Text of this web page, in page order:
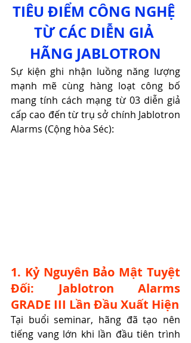
TIÊU ĐIỂM CÔNG NGHỆ
TỪ CÁC DIỄN GIẢ
HÃNG JABLOTRON
Sự kiện ghi nhận luồng năng lượng
mạnh mẽ cùng hàng loạt công bố
mang tính cách mạng từ 03 diễn giả
cấp cao đến từ trụ sở chính Jablotron
Alarms (Cộng hòa Séc):
1. Kỷ Nguyên Bảo Mật Tuyệt
Đối: Jablotron Alarms
GRADE III Lần Đầu Xuất Hiện
Tại buổi seminar, hãng đã tạo nên
tiếng vang lớn khi lần đầu tiên trình